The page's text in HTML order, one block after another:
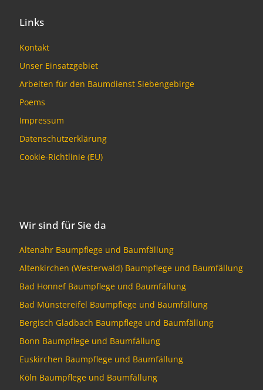
Links
Kontakt
Unser Einsatzgebiet
Arbeiten für den Baumdienst Siebengebirge
Poems
Impressum
Datenschutzerklärung
Cookie-Richtlinie (EU)
Wir sind für Sie da
Altenahr Baumpflege und Baumfällung
Altenkirchen (Westerwald) Baumpflege und Baumfällung
Bad Honnef Baumpflege und Baumfällung
Bad Münstereifel Baumpflege und Baumfällung
Bergisch Gladbach Baumpflege und Baumfällung
Bonn Baumpflege und Baumfällung
Euskirchen Baumpflege und Baumfällung
Köln Baumpflege und Baumfällung